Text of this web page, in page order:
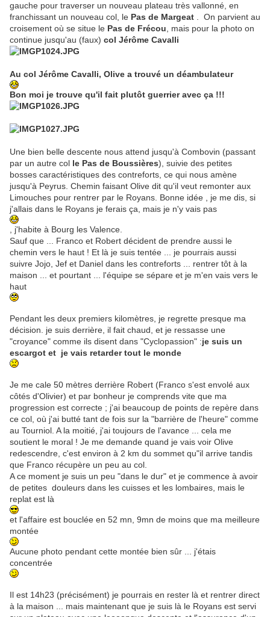
gauche pour traverser un nouveau plateau très vallonné, en
franchissant un nouveau col, le Pas de Margeat . On parvient au
croisement où se situe le Pas de Frécou , mais pour la photo on
continue jusqu'au (faux) col Jérôme Cavalli
Au col Jérôme Cavalli, Olive a trouvé un déambulateur
Bon moi je trouve qu'il fait plutôt guerrier avec ça !!!
Une bien belle descente nous attend jusqu'à Combovin (passant
par un autre col le Pas de Boussières), suivie des petites
bosses caractéristiques des contreforts, ce qui nous amène
jusqu'à Peyrus. Chemin faisant Olive dit qu'il veut remonter aux
Limouches pour rentrer par le Royans. Bonne idée , je me dis, si
j'allais dans le Royans je ferais ça, mais je n'y vais pas
, j'habite à Bourg les Valence.
Sauf que ... Franco et Robert décident de prendre aussi le
chemin vers le haut ! Et là je suis tentée ... je pourrais aussi
suivre Jojo, Jef et Daniel dans les contreforts ... rentrer tôt à la
maison ... et pourtant ... l'équipe se sépare et je m'en vais vers le
haut
Pendant les deux premiers kilomètres, je regrette presque ma
décision. je suis derrière, il fait chaud, et je ressasse une
"croyance" comme ils disent dans "Cyclopassion" :je suis un
escargot et je vais retarder tout le monde
Je me cale 50 mètres derrière Robert (Franco s'est envolé aux
côtés d'Olivier) et par bonheur je comprends vite que ma
progression est correcte ; j'ai beaucoup de points de repère dans
ce col, où j'ai butté tant de fois sur la "barrière de l'heure" comme
au Tourniol. A la moitié, j'ai toujours de l'avance ... cela me
soutient le moral ! Je me demande quand je vais voir Olive
redescendre, c'est environ à 2 km du sommet qu"il arrive tandis
que Franco récupère un peu au col.
A ce moment je suis un peu "dans le dur" et je commence à avoir
de petites douleurs dans les cuisses et les lombaires, mais le
replat est là
et l'affaire est bouclée en 52 mn, 9mn de moins que ma meilleure
montée
Aucune photo pendant cette montée bien sûr ... j'étais
concentrée
Il est 14h23 (précisément) je pourrais en rester là et rentrer direct
à la maison ... mais maintenant que je suis là le Royans est servi